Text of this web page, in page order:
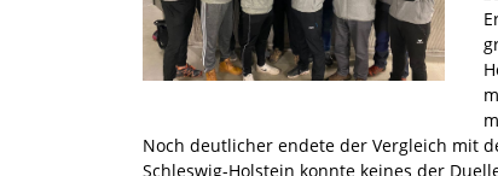
Noch deutlicher endete der Vergleich mit
Schleswig-Holstein konnte keines der